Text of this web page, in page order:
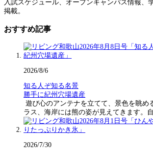
入試スケジュール、オープンキャンパス情報、
掲載。
おすすめ記事
2026/8/6
知る人ぞ知る名景
勝手に紀州穴場遺産
遊び心のアンテナを立てて、景色を眺め
ラス、海岸には熊の姿が見えてきます。
2026/7/30